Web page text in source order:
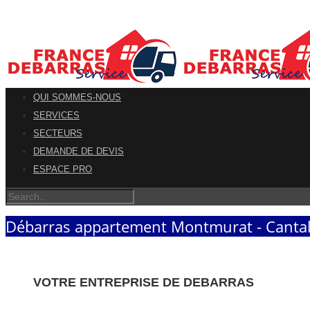
QUI SOMMES-NOUS
SERVICES
SECTEURS
DEMANDE DE DEVIS
ESPACE PRO
Débarras appartement Montmurat -
VOTRE ENTREPRISE DE DEBARRAS